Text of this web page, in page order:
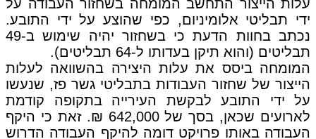
עלות הייצור התחשב המומחה בשחזור העבודה על
ידי תבליטי אלומיניום, כפי שהוצע על ידי התובע.
נכתב בחוות הדעת כי בשחזור יהיה שימוש ב-49
תבליטים (והוא תיקן בעדותו ל-64 תבליטים).
המומחה ביסס את עלות היצירה בהשוואה לעלות
הייצור של שחזור העבודות בתבליטי גשר פז, שנעשו
על ידי התובע לבקשת העירייה בתקופה קודמת
לארועים שכאן, בסך של 642,000 ₪. זאת כי היקף
העבודה באותו פרויקט דומה להיקף העבודה הדרוש